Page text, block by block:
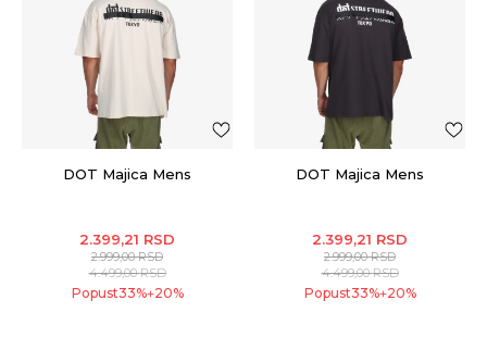
DOT Majica Mens
2.399,21 RSD
2.999,00RSD
4.499,00RSD
Popust33%+20%
DOT Majica Mens
2.399,21 RSD
2.999,00RSD
4.499,00RSD
Popust33%+20%